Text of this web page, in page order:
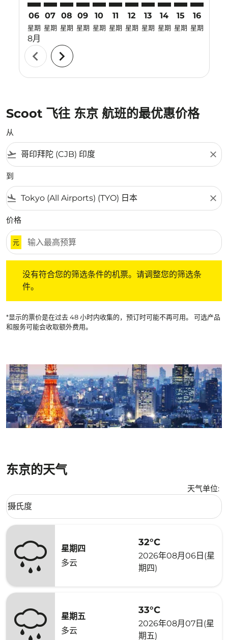
06
星期
8月
07
星期
08
星期
09
星期
10
星期
11
星期
12
星期
13
星期
14
星期
15
星期
16
星期
chevron_left chevron_right
Scoot 飞往 东京 航班的最优惠价格
从
flight_takeoff close
到
flight_land close
价格
元
没有符合您的筛选条件的机票。请调整您的筛选条
件。
*显示的票价是在过去 48 小时内收集的，预订时可能不再可用。 可选产品
和服务可能会收取额外费用。
东京的天气
天气单位:
Weather unit option 摄氏度 Selected
摄氏度
keyboard_arrow_down
星期四
多云
32°C
2026年08月06日(星
期四)
星期五
多云
33°C
2026年08月07日(星
期五)